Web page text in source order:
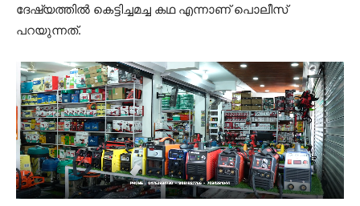
ദേഷ്യത്തിൽ കെട്ടിച്ചമച്ച കഥ എന്നാണ് പൊലീസ്
പറയുന്നത്.